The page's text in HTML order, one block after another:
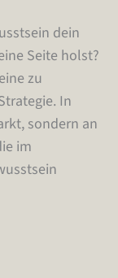
dein
Seite holst?
zu
In
sondern an
im